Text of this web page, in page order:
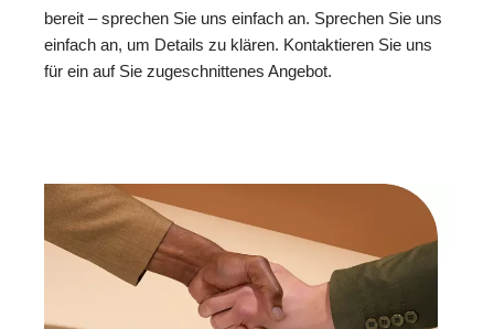
bereit – sprechen Sie uns einfach an. Sprechen Sie uns
einfach an, um Details zu klären. Kontaktieren Sie uns
für ein auf Sie zugeschnittenes Angebot.